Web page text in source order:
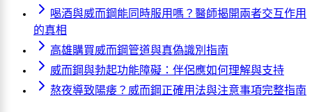
喝酒與威而鋼能同時服用嗎？醫師揭開兩者交互作用
的真相
高雄購買威而鋼管道與真偽識別指南
威而鋼與勃起功能障礙：伴侶應如何理解與支持
熬夜導致陽痿？威而鋼正確用法與注意事項完整指南